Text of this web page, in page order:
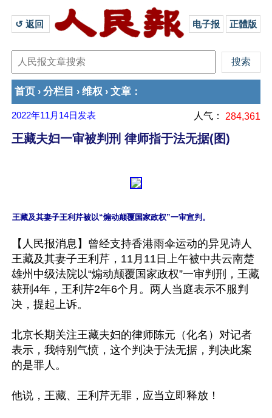
↺ 返回 电子报 正體版
首页 › 分栏目 › 维权 › 文章 ：
2022年11月14日 发表 人气： 284,361
王藏夫妇一审被判刑 律师指于法无据(图)
【人民报消息】曾经支持香港雨伞运动的异见诗人
王藏及其妻子王利芹，11月11日上午被中共云南楚
雄州中级法院以“煽动颠覆国家政权”一审判刑，王藏
获刑4年，王利芹2年6个月。两人当庭表示不服判
决，提起上诉。
北京长期关注王藏夫妇的律师陈元（化名）对记者
表示，我特别气愤，这个判决于法无据，判决此案
的是罪人。
他说，王藏、王利芹无罪，应当立即释放！